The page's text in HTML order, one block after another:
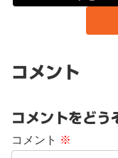
コメント
コメントをどう
コメント ※